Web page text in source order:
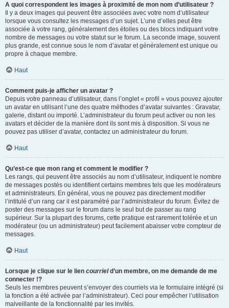
A quoi correspondent les images à proximité de mon nom d’utilisateur ?
Il y a deux images qui peuvent être associées avec votre nom d’utilisateur
lorsque vous consultez les messages d’un sujet. L’une d’elles peut être
associée à votre rang, généralement des étoiles ou des blocs indiquant votre
nombre de messages ou votre statut sur le forum. La seconde image, souvent
plus grande, est connue sous le nom d’avatar et généralement est unique ou
propre à chaque membre.
Haut
Comment puis-je afficher un avatar ?
Depuis votre panneau d’utilisateur, dans l’onglet « profil » vous pouvez ajouter
un avatar en utilisant l’une des quatre méthodes d’avatar suivantes : Gravatar,
galerie, distant ou importé. L’administrateur du forum peut activer ou non les
avatars et décider de la manière dont ils sont mis à disposition. Si vous ne
pouvez pas utiliser d’avatar, contactez un administrateur du forum.
Haut
Qu’est-ce que mon rang et comment le modifier ?
Les rangs, qui peuvent être associés au nom d’utilisateur, indiquent le nombre
de messages postés ou identifient certains membres tels que les modérateurs
et administrateurs. En général, vous ne pouvez pas directement modifier
l’intitulé d’un rang car il est paramétré par l’administrateur du forum. Évitez de
poster des messages sur le forum dans le seul but de passer au rang
supérieur. Sur la plupart des forums, cette pratique est rarement tolérée et un
modérateur (ou un administrateur) peut facilement abaisser votre compteur de
messages.
Haut
Lorsque je clique sur le lien courrield’un membre, on me demande de me
connecter !?
Seuls les membres peuvent s’envoyer des courriels via le formulaire intégré (si
la fonction a été activée par l’administrateur). Ceci pour empêcher l’utilisation
malveillante de la fonctionnalité par les invités.